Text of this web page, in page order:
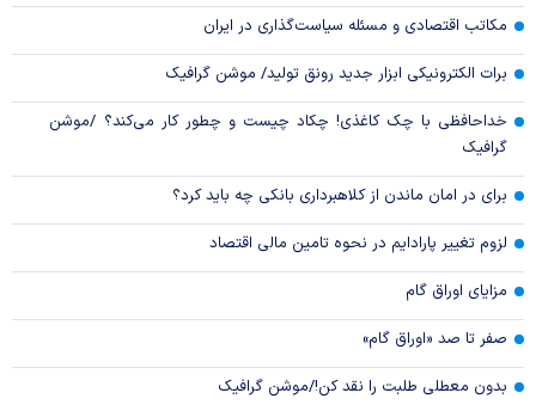
مکاتب اقتصادی و مسئله سیاست‌گذاری در ایران
برات الکترونیکی ابزار جدید رونق تولید/ موشن گرافیک
خداحافظی با چک کاغذی! چکاد چیست و چطور کار می‌کند؟ /موشن
گرافیک
برای در امان ماندن از کلاهبرداری بانکی چه باید کرد؟
لزوم تغییر پارادایم در نحوه تامین مالی اقتصاد
مزایای اوراق گام
صفر تا صد «اوراق گام»
بدون معطلی طلبت را نقد کن!/موشن گرافیک